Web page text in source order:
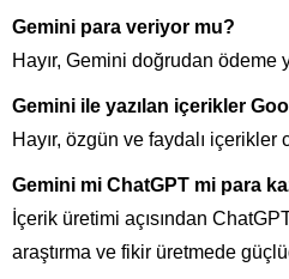
Gemini para veriyor mu?
Hayır, Gemini doğrudan ödeme
Gemini ile yazılan içerikler
Hayır, özgün ve faydalı içerikler
Gemini mi ChatGPT mi para
İçerik üretimi açısından
araştırma ve fikir üretmede